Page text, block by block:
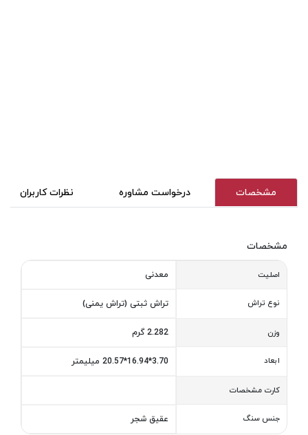
مشخصات درخواست مشاوره نظرات کاربران
مشخصات
اصلیت معدنی
نوع تراش تراش ثبتی (تراش یمنی)
وزن 2.282 گرم
ابعاد 3.70*16.94*20.57 میلیمتر
کارت مشخصات
جنس سنگ عقیق شجر